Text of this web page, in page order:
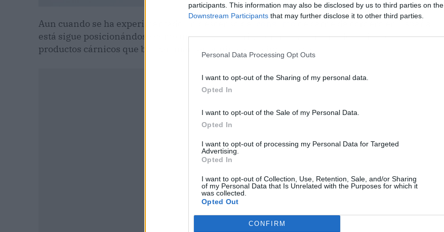
participants. This information may also be disclosed by us to third parties on the
Downstream Participants that may further disclose it to other third parties.
Personal Data Processing Opt Outs
I want to opt-out of the Sharing of my personal data.
Opted In
I want to opt-out of the Sale of my Personal Data.
Opted In
I want to opt-out of processing my Personal Data for Targeted
Advertising.
Opted In
I want to opt-out of Collection, Use, Retention, Sale, and/or Sharing
of my Personal Data that Is Unrelated with the Purposes for which it
was collected.
Opted Out
CONFIRM
Aun cuando se ha experimentado un descenso del consumode carne de cordero en España,
está sigue posicionándose como una de las favoritas entre los comensales asiduos de
productos cárnicos que buscan mantener niveles óptimos de salud.
Publicidad